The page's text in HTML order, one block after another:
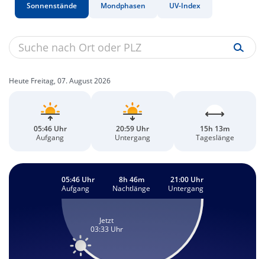
Sonnenstände Mondphasen UV-Index
Heute Freitag, 07. August 2026
05:46 Uhr
Aufgang
20:59 Uhr
Untergang
15h 13m
Tageslänge
Jetzt
03:33 Uhr
05:46 Uhr
Aufgang
8h 46m
Nachtlänge
21:00 Uhr
Untergang